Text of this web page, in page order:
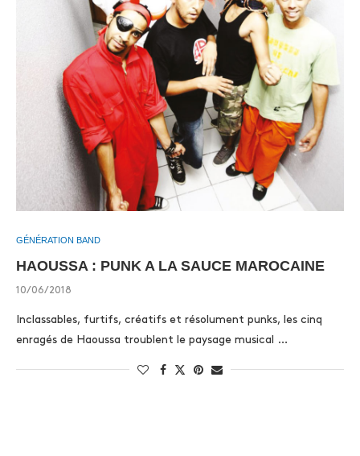
GÉNÉRATION BAND
HAOUSSA : PUNK A LA SAUCE MAROCAINE
10/06/2018
Inclassables, furtifs, créatifs et résolument punks, les cinq
enragés de Haoussa troublent le paysage musical …